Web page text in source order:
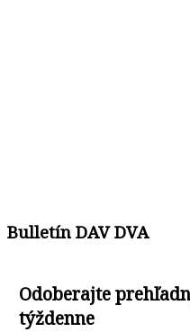
Bulletín DAV DVA
Odoberajte
týždenne